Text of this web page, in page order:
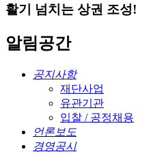
활기 넘치는 상권 조성!
알림공간
공지사항
재단사업
유관기관
입찰 / 공정채용
언론보도
경영공시